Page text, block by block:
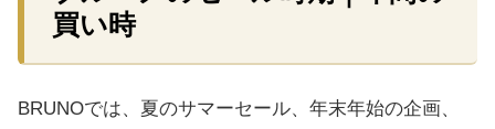
買い時
BRUNOでは、夏のサマーセール、年末年始の企画、